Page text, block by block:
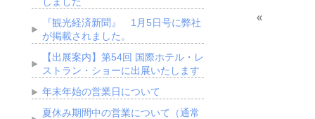
«
『観光経済新聞』 1月5日号に弊社
が掲載されました。
【出展案内】第54回 国際ホテル・レ
ストラン・ショーに出展いたします
年末年始の営業日について
夏休み期間中の営業について（通常